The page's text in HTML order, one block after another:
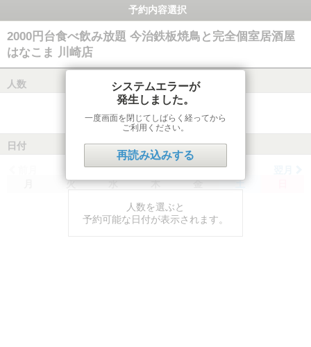
予約内容選択
2000円台食べ飲み放題 今治鉄板焼鳥と完全個室居酒屋
はなこま 川崎店
人数
日付
火 水 木 金 土
人数を選ぶと
予約可能な日付が表示されます。
システムエラーが
発生しました。
一度画面を閉じてしばらく経ってから
ご利用ください。
再読み込みする